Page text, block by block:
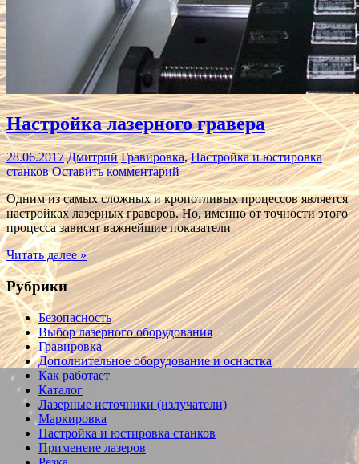
Настройка лазерного гравера
28.06.2017 Дмитрий Гравировка,Настройка и юстировка
станков Оставить комментарий
Одним из самых сложных и кропотливых процессов является
настройках лазерных граверов. Но, именно от точности этого
процесса зависят важнейшие показатели
Читать далее »
Рубрики
Безопасность
Выбор лазерного оборудования
Гравировка
Дополнительное оборудование и оснастка
Как работает
Каталог
Лазерные источники (излучатели)
Маркировка
Настройка и юстировка станков
Применеие лазеров